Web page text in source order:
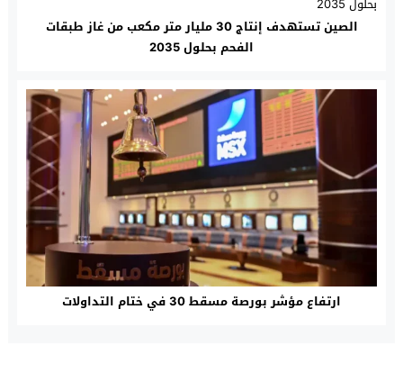
الصين تستهدف إنتاج 30 مليار متر مكعب من غاز طبقات
الفحم بحلول 2035
ارتفاع مؤشر بورصة مسقط 30 في ختام التداولات